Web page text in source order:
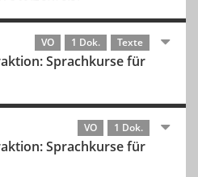
VO 1 Dok. Texte
Sprachkurse für
VO 1 Dok.
Sprachkurse für